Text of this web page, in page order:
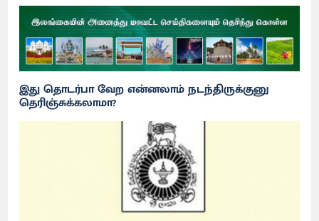
இது தொடர்பா வேற என்னலாம் நடந்திருக்குனு
தெரிஞ்சுக்கலாமா?